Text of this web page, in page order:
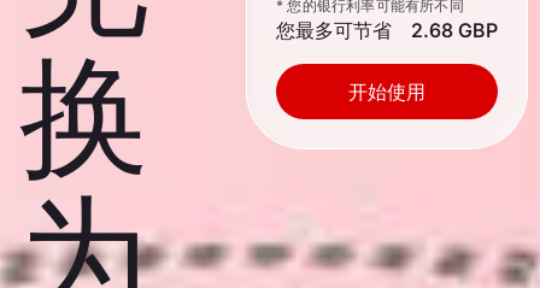
换
为
* 您的银行利率可能有所不同
您最多可节省 2.68 GBP
开始使用